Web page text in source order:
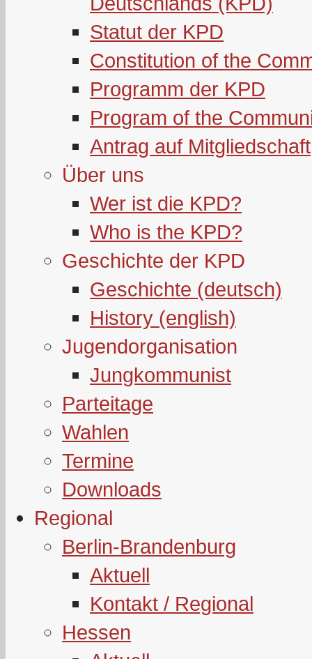
Statut der KPD
Constitution of the
Programm der KPD
Program of the
Antrag auf Mitgliedschaft
Über uns
Wer ist die KPD?
Who is the KPD?
Geschichte der KPD
Geschichte (deutsch)
History (english)
Jugendorganisation
Jungkommunist
Parteitage
Wahlen
Termine
Downloads
Regional
Berlin-Brandenburg
Aktuell
Kontakt / Regional
Hessen